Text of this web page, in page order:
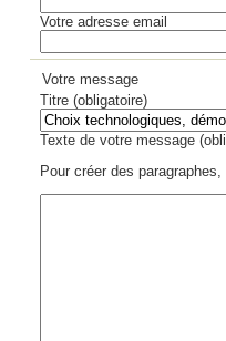
Votre adresse email
Votre message
Titre (obligatoire)
Texte de
Pour créer des